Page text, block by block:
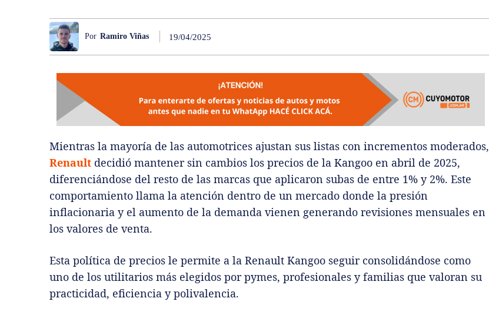
Por Ramiro Viñas 19/04/2025
Mientras la mayoría de las automotrices ajustan sus listas con incrementos moderados,
Renault decidió mantener sin cambios los precios de la Kangoo en abril de 2025,
diferenciándose del resto de las marcas que aplicaron subas de entre 1% y 2%. Este
comportamiento llama la atención dentro de un mercado donde la presión
inflacionaria y el aumento de la demanda vienen generando revisiones mensuales en
los valores de venta.
Esta política de precios le permite a la Renault Kangoo seguir consolidándose como
uno de los utilitarios más elegidos por pymes, profesionales y familias que valoran su
practicidad, eficiencia y polivalencia.